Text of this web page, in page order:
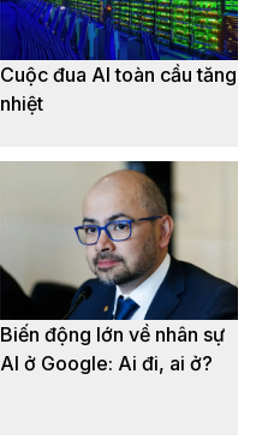
Cuộc đua AI toàn cầu tăng
nhiệt
Biến động lớn về nhân sự
AI ở Google: Ai đi, ai ở?